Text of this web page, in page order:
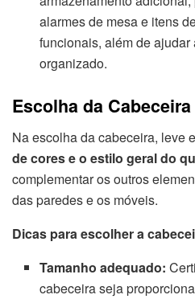
alarmes de mesa e itens
funcionais, além de
organizado.
Escolha da Cabeceira
Na escolha da cabeceira, leve
de cores e o estilo geral do
complementar os outros
das paredes e os móveis.
Dicas para escolher a
Tamanho adequado:
cabeceira seja